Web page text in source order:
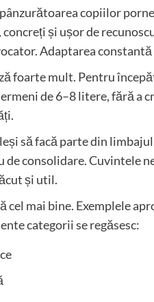
copiilor
și ușor de
Adaptarea
foarte mult. Pentru
de 6–8 litere, fără a
să facă parte din
de consolidare. Cuvintele
și util.
cel mai bine. Exemplele
categorii se regăsesc: